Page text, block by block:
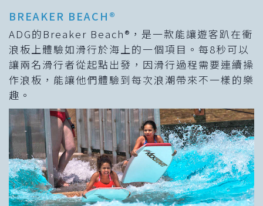
BREAKER BEACH®
ADG的Breaker Beach®，是一款能讓遊客趴在衝
浪板上體驗如滑行於海上的一個項目。每8秒可以
讓兩名滑行者從起點出發，因滑行過程需要連續操
作浪板，能讓他們體驗到每次浪潮帶來不一樣的樂
趣。